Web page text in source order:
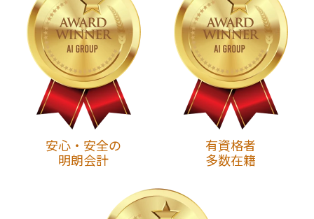
安心・安全の
明朗会計
有資格者
多数在籍